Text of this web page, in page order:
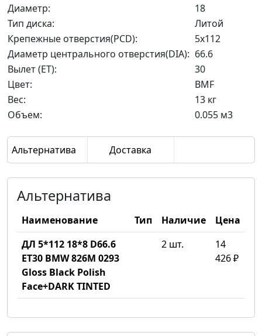
Диаметр:
18
Тип диска:
Литой
Крепежные отверстия(PCD):
5x112
Диаметр центрального отверстия(DIA): 66.6
Вылет (ET):
30
Цвет:
BMF
Вес:
13 кг
Объем:
0.055 м3
Альтернатива Доставка
Альтернатива
Наименование Тип Наличие
Цена
ДЛ 5*112 18*8 D66.6
ET30 BMW 826M 0293
Gloss Black Polish
Face+DARK TINTED
2 шт.
14
426 ₽